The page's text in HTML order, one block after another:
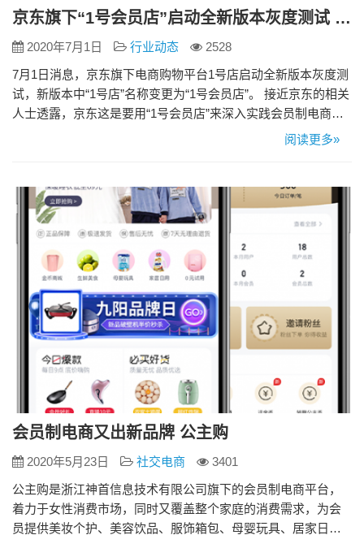
京东旗下“1号会员店”启动全新版本灰度测试 针对高端人群推出精选商品付费会员服务
2020年7月1日 行业动态
2528
7月1日消息，京东旗下电商购物平台1号店启动全新版本灰度测
试，新版本中“1号店”名称变更为“1号会员店”。 接近京东的相关
人士透露，京东这是要用“1号会员店”来深入实践会员制电商。
此前，京东零售集团CEO徐雷曾在一季度财报电话会议上透
服务。按照徐雷透露的节奏来看，此次“1号会员店”上…
阅读更多»
会员制电商又出新品牌 公主购
2020年5月23日 社交电商
3401
公主购是浙江神首信息技术有限公司旗下的会员制电商平台，
着力于女性消费市场，同时又覆盖整个家庭的消费需求，为会
员提供美妆个护、美容饮品、服饰箱包、母婴玩具、居家日用